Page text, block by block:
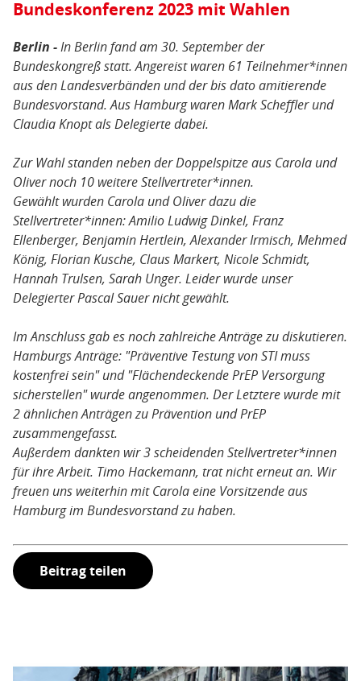
Bundeskonferenz 2023 mit Wahlen
Berlin -In Berlin fand am 30. September der
Bundeskongreß statt. Angereist waren 61 Teilnehmer*innen
aus den Landesverbänden und der bis dato amitierende
Bundesvorstand. Aus Hamburg waren Mark Scheffler und
Claudia Knopt als Delegierte dabei.
Zur Wahl standen neben der Doppelspitze aus Carola und
Oliver noch 10 weitere Stellvertreter*innen.
Gewählt wurden Carola und Oliver dazu die
Stellvertreter*innen: Amilio Ludwig Dinkel, Franz
Ellenberger, Benjamin Hertlein, Alexander Irmisch, Mehmed
König, Florian Kusche, Claus Markert, Nicole Schmidt,
Hannah Trulsen, Sarah Unger. Leider wurde unser
Delegierter Pascal Sauer nicht gewählt.
Im Anschluss gab es noch zahlreiche Anträge zu diskutieren.
Hamburgs Anträge: "Präventive Testung von STI muss
kostenfrei sein" und "Flächendeckende PrEP Versorgung
sicherstellen" wurde angenommen. Der Letztere wurde mit
2 ähnlichen Anträgen zu Prävention und PrEP
zusammengefasst.
Außerdem dankten wir 3 scheidenden Stellvertreter*innen
für ihre Arbeit. Timo Hackemann, trat nicht erneut an. Wir
freuen uns weiterhin mit Carola eine Vorsitzende aus
Hamburg im Bundesvorstand zu haben.
Beitrag teilen